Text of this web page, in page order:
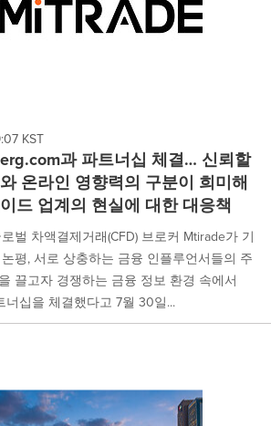
KST
과 파트너십 체결… 신뢰할
온라인 영향력의 구분이 희미해
드 업계의 현실에 대한 대응책
벌 차액결제거래(CFD) 브로커 Mtirade가 기
평, 서로 상충하는 금융 인플루언서들의 주
끌고자 경쟁하는 금융 정보 환경 속에서
너십을 체결했다고 7월 30일...